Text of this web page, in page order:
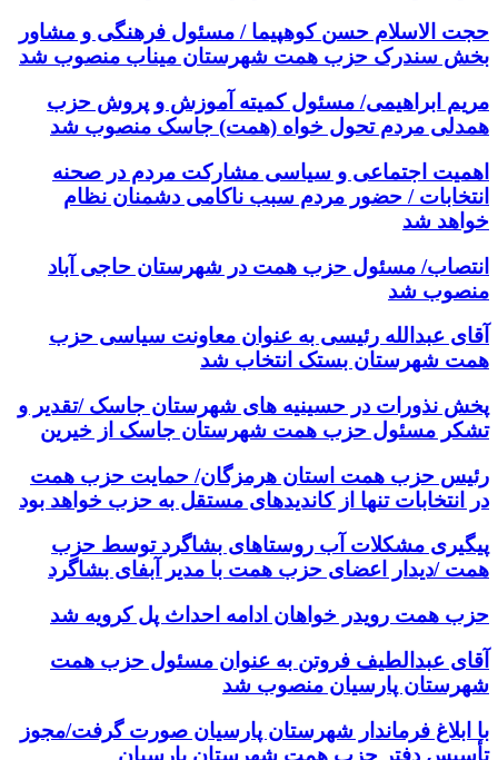
حجت الاسلام حسن کوهپیما / مسئول فرهنگی و مشاور
بخش سندرک حزب همت شهرستان میناب منصوب شد
مریم ابراهیمی/ مسئول کمیته آموزش و پروش حزب
همدلی مردم تحول خواه (همت) جاسک منصوب شد
اهمیت اجتماعی و سیاسی مشارکت مردم در صحنه
انتخابات / حضور مردم سبب ناکامی دشمنان نظام
خواهد شد
انتصاب/ مسئول حزب همت در شهرستان حاجی آباد
منصوب شد
آقای عبدالله رئیسی به عنوان معاونت سیاسی حزب
همت شهرستان بستک انتخاب شد
پخش نذورات در حسینیه های شهرستان جاسک /تقدیر و
تشکر مسئول حزب همت شهرستان جاسک از خیرین
رئیس حزب همت استان هرمزگان/ حمایت حزب همت
در انتخابات تنها از کاندیدهای مستقل به حزب خواهد بود
پیگیری مشکلات آب روستاهای بشاگرد توسط حزب
همت /دیدار اعضای حزب همت با مدیر آبفای بشاگرد
حزب همت رویدر خواهان ادامه احداث پل کرویه شد
آقای عبدالطیف فروتن به عنوان مسئول حزب همت
شهرستان پارسیان منصوب شد
با ابلاغ فرماندار شهرستان پارسیان صورت گرفت/مجوز
تأسیس دفتر حزب همت شهرستان پارسیان